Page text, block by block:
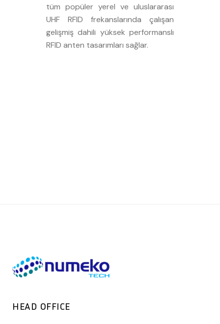
tüm popüler yerel ve uluslararası
UHF RFID frekanslarında çalışan
gelişmiş dahili yüksek performanslı
RFID anten tasarımları sağlar.
HEAD OFFICE